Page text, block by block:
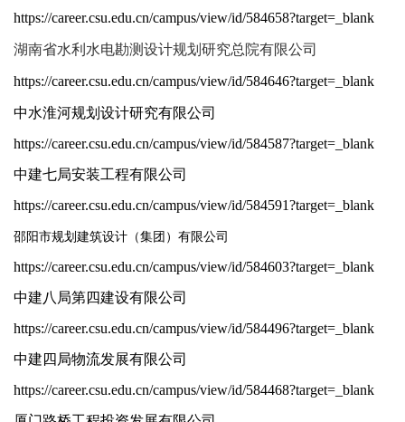
https://career.csu.edu.cn/campus/view/id/584658?target=_blank
湖南省水利水电勘测设计规划研究总院有限公司
https://career.csu.edu.cn/campus/view/id/584646?target=_blank
中水淮河规划设计研究有限公司
https://career.csu.edu.cn/campus/view/id/584587?target=_blank
中建七局安装工程有限公司
https://career.csu.edu.cn/campus/view/id/584591?target=_blank
邵阳市规划建筑设计（集团）有限公司
https://career.csu.edu.cn/campus/view/id/584603?target=_blank
中建八局第四建设有限公司
https://career.csu.edu.cn/campus/view/id/584496?target=_blank
中建四局物流发展有限公司
https://career.csu.edu.cn/campus/view/id/584468?target=_blank